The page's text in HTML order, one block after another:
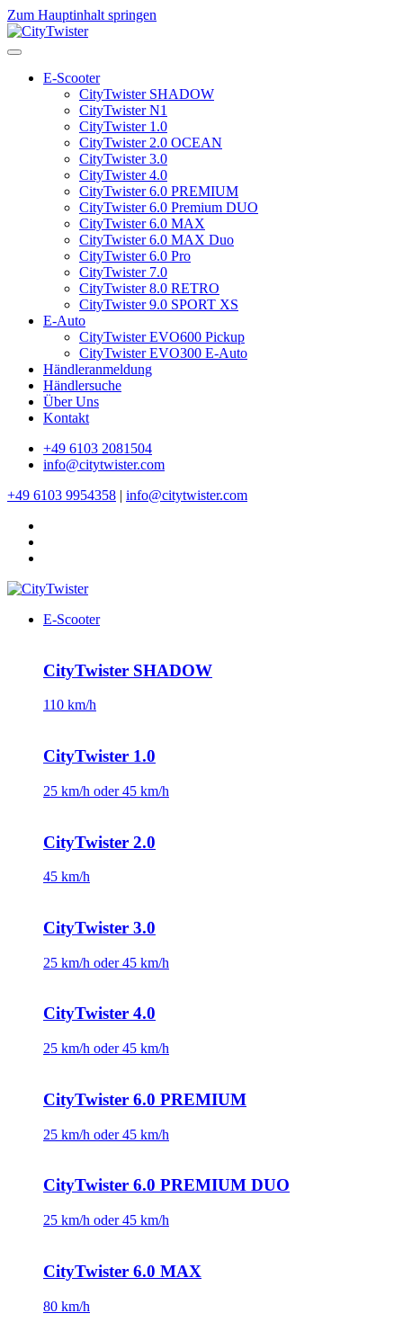
Zum Hauptinhalt springen
E-Scooter
CityTwister SHADOW
CityTwister N1
CityTwister 1.0
CityTwister 2.0 OCEAN
CityTwister 3.0
CityTwister 4.0
CityTwister 6.0 PREMIUM
CityTwister 6.0 Premium DUO
CityTwister 6.0 MAX
CityTwister 6.0 MAX Duo
CityTwister 6.0 Pro
CityTwister 7.0
CityTwister 8.0 RETRO
CityTwister 9.0 SPORT XS
E-Auto
CityTwister EVO600 Pickup
CityTwister EVO300 E-Auto
Händleranmeldung
Händlersuche
Über Uns
Kontakt
+49 6103 2081504
info@citytwister.com
+49 6103 9954358 | info@citytwister.com
E-Scooter
CityTwister SHADOW
110 km/h
CityTwister 1.0
25 km/h oder 45 km/h
CityTwister 2.0
45 km/h
CityTwister 3.0
25 km/h oder 45 km/h
CityTwister 4.0
25 km/h oder 45 km/h
CityTwister 6.0 PREMIUM
25 km/h oder 45 km/h
CityTwister 6.0 PREMIUM DUO
25 km/h oder 45 km/h
CityTwister 6.0 MAX
80 km/h